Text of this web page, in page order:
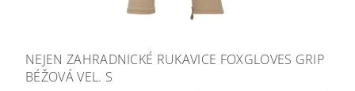
NEJEN ZAHRADNICKÉ RUKAVICE FOXGLOVES GRIP
BÉŽOVÁ VEL. S